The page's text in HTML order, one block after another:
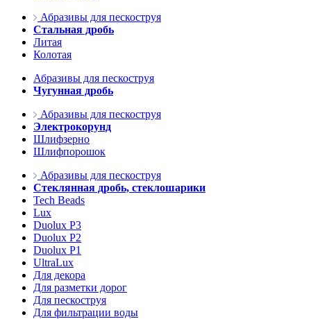
Абразивы для пескоструя
Стальная дробь
Литая
Колотая
Абразивы для пескоструя
Чугунная дробь
Абразивы для пескоструя
Электрокорунд
Шлифзерно
Шлифпорошок
Абразивы для пескоструя
Стеклянная дробь, стеклошарики
Tech Beads
Lux
Duolux P3
Duolux P2
Duolux P1
UltraLux
Для декора
Для разметки дорог
Для пескоструя
Для фильтрации воды